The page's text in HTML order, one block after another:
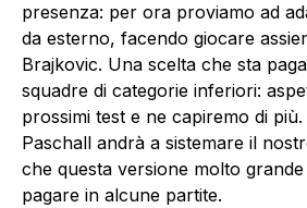
presenza: per ora proviamo ad
da esterno, facendo giocare
Brajkovic. Una scelta che sta
squadre di categorie inferiori:
prossimi test e ne capiremo di
Paschall andrà a sistemare il
che questa versione molto
pagare in alcune partite.